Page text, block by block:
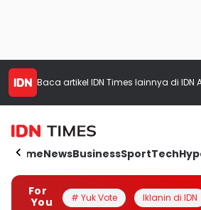
Baca artikel IDN Times lainnya di IDN
HomeNewsBusinessSportTech
For
You
# Yuk Vote Iklanin di IDN